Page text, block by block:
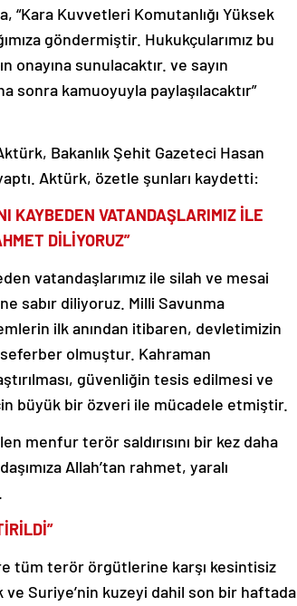
Kuvvetleri Komutanlığı Yüksek
göndermiştir. Hukukçularımız bu
onayına sunulacaktır. ve sayın
sonra kamuoyuyla paylaşılacaktır”
Bakanlık Şehit Gazeteci Hasan
Aktürk, özetle şunları kaydetti:
KAYBEDEN VATANDAŞLARIMIZ İLE
DİLİYORUZ”
vatandaşlarımız ile silah ve mesai
sabır diliyoruz. Milli Savunma
ilk anından itibaren, devletimizin
olmuştur. Kahraman
güvenliğin tesis edilmesi ve
büyük bir özveri ile mücadele etmiştir.
menfur terör saldırısını bir kez daha
Allah’tan rahmet, yaralı
tüm terör örgütlerine karşı kesintisiz
Suriye’nin kuzeyi dahil son bir haftada